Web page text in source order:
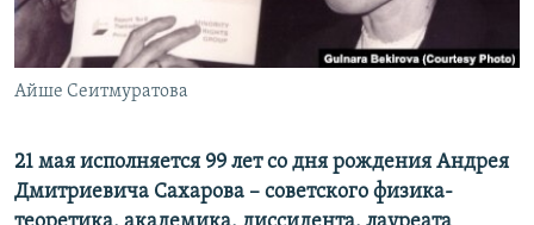
ELIFBE
УКРАИНСКАЯ ПРОБЛЕМА КРЫМА
Все сайты RFE/RL
Айше Сеитмуратова
21 мая исполняется 99 лет со дня рождения Андрея
Дмитриевича Сахарова – советского физика-